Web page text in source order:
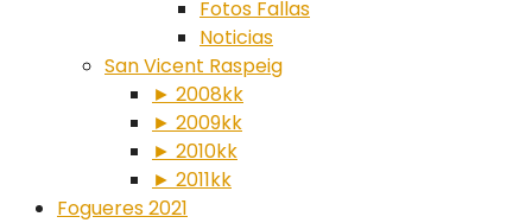
Fotos Fallas
Noticias
San Vicent Raspeig
► 2008kk
► 2009kk
► 2010kk
► 2011kk
Fogueres 2021